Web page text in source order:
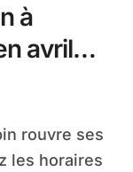
à
avril
les horaires